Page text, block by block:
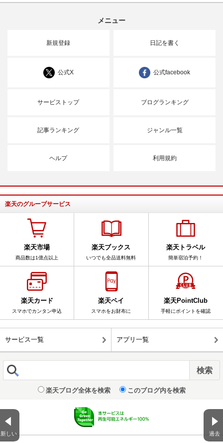
新しい 過去
メニュー
新規登録 日記を書く
公式X 公式facebook
サービストップ ブログランキング
記事ランキング ジャンル一覧
ヘルプ 利用規約
楽天のグループサービス
楽天市場
商品数は1億点以上
楽天ブックス
いつでも全品送料無料
楽天トラベル
簡単宿泊予約！
楽天カード
スマホでカンタン申込
楽天ペイ
スマホをお財布に
楽天PointClub
手軽にポイントを確認
サービス一覧 アプリ一覧
楽天ブログ全体を検索 このブログ内を検索